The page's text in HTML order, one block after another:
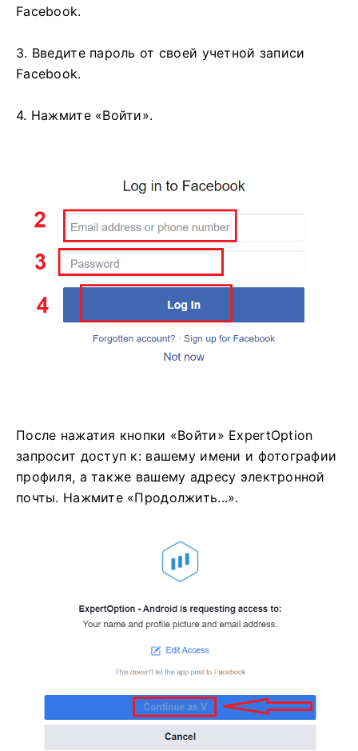
Facebook.
3. Введите пароль от своей учетной записи
Facebook.
4. Нажмите «Войти».
После нажатия кнопки «Войти» ExpertOption
запросит доступ к: вашему имени и фотографии
профиля, а также вашему адресу электронной
почты. Нажмите «Продолжить...».